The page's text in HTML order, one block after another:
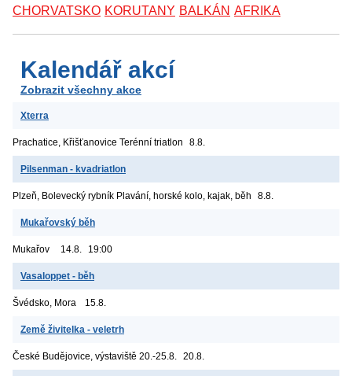
CHORVATSKO KORUTANY BALKÁN AFRIKA
Kalendář akcí
Zobrazit všechny akce
Xterra
Prachatice, Křišťanovice Terénní triatlon 8.8.
Pilsenman - kvadriatlon
Plzeň, Bolevecký rybník Plavání, horské kolo, kajak, běh 8.8.
Mukařovský běh
Mukařov 14.8. 19:00
Vasaloppet - běh
Švédsko, Mora 15.8.
Země živitelka - veletrh
České Budějovice, výstaviště 20.-25.8. 20.8.